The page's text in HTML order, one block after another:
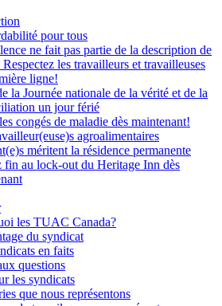
pour tous
ne fait pas partie de la description de
Respectez les travailleurs et travailleuses
ligne!
la Journée nationale de la vérité et de la
un jour férié
congés de maladie dès maintenant!
agroalimentaires
méritent la résidence permanente
fin au lock-out du Heritage Inn dès
les TUAC Canada?
du syndicat
en faits
questions
les syndicats
que nous représentons